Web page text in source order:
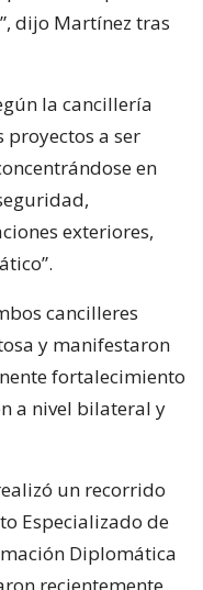
dijo Martínez tras
la cancillería
proyectos a ser
en
exteriores,
cancilleres
y manifestaron
fortalecimiento
a nivel bilateral y
un recorrido
Especializado de
Diplomática
recientemente